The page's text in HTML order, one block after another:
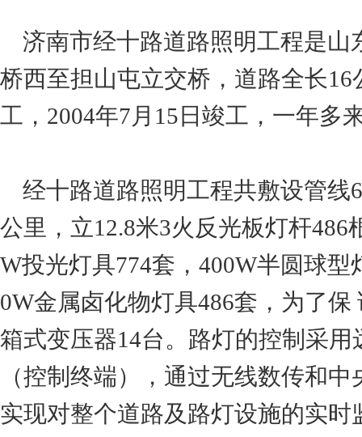
济南市经十路道路照明工程是山
桥西至担山屯立交桥，道路全长
工，2004年7月15日竣工，一年多
经十路道路照明工程共敷设管线
公里，立12.8米3火反光板灯杆486
W投光灯具774套，400W半圆球
0W金属卤化物灯具486套，为了
箱式变压器14台。路灯的控制采
（控制终端），通过无线数传和
实现对整个道路及路灯设施的实